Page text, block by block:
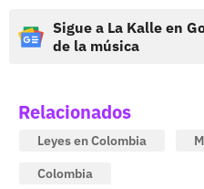
Sigue a La Kalle en
de la música
Relacionados
Leyes en Colombia
Colombia